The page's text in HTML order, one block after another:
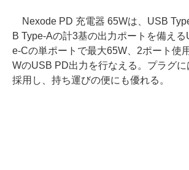
Nexode PD 充電器 65Wは、USB
B Type-Aの計3基の出力ポートを備え
e-Cの単ポートで最大65W、2ポート使
WのUSB PD出力を行なえる。プラグ
採用し、持ち運びの便にも優れる。